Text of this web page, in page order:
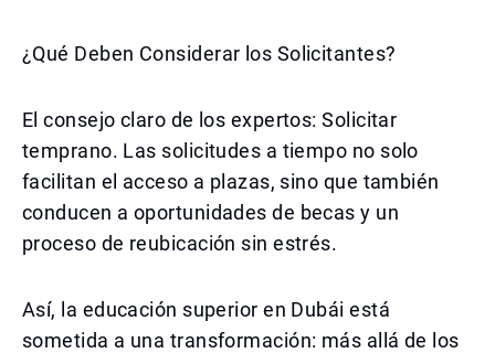
¿Qué Deben Considerar los Solicitantes?
El consejo claro de los expertos: Solicitar
temprano. Las solicitudes a tiempo no solo
facilitan el acceso a plazas, sino que también
conducen a oportunidades de becas y un
proceso de reubicación sin estrés.
Así, la educación superior en Dubái está
sometida a una transformación: más allá de los